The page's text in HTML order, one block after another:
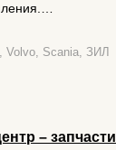
Volvo, Scania, ЗИЛ
–